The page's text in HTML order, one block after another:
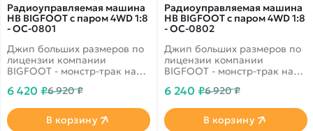
Радиоуправляемая машина
HB BIGFOOT с паром 4WD 1:8
- OC-0801
Джип больших размеров по
лицензии компании
BIGFOOT - монстр-трак на
участвуют в шоу и гонках,
автомобили. Игрушка на
радиоуправлении имеет
6 420 ₽6 920 ₽
В корзину
Радиоуправляемая машина
HB BIGFOOT с паром 4WD 1:8
- OC-0802
Джип больших размеров по
лицензии компании
BIGFOOT - монстр-трак на
участвуют в шоу и гонках,
автомобили. Игрушка на
радиоуправлении имеет
6 240 ₽6 920 ₽
В корзину